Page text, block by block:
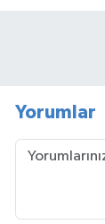
Yorumlar